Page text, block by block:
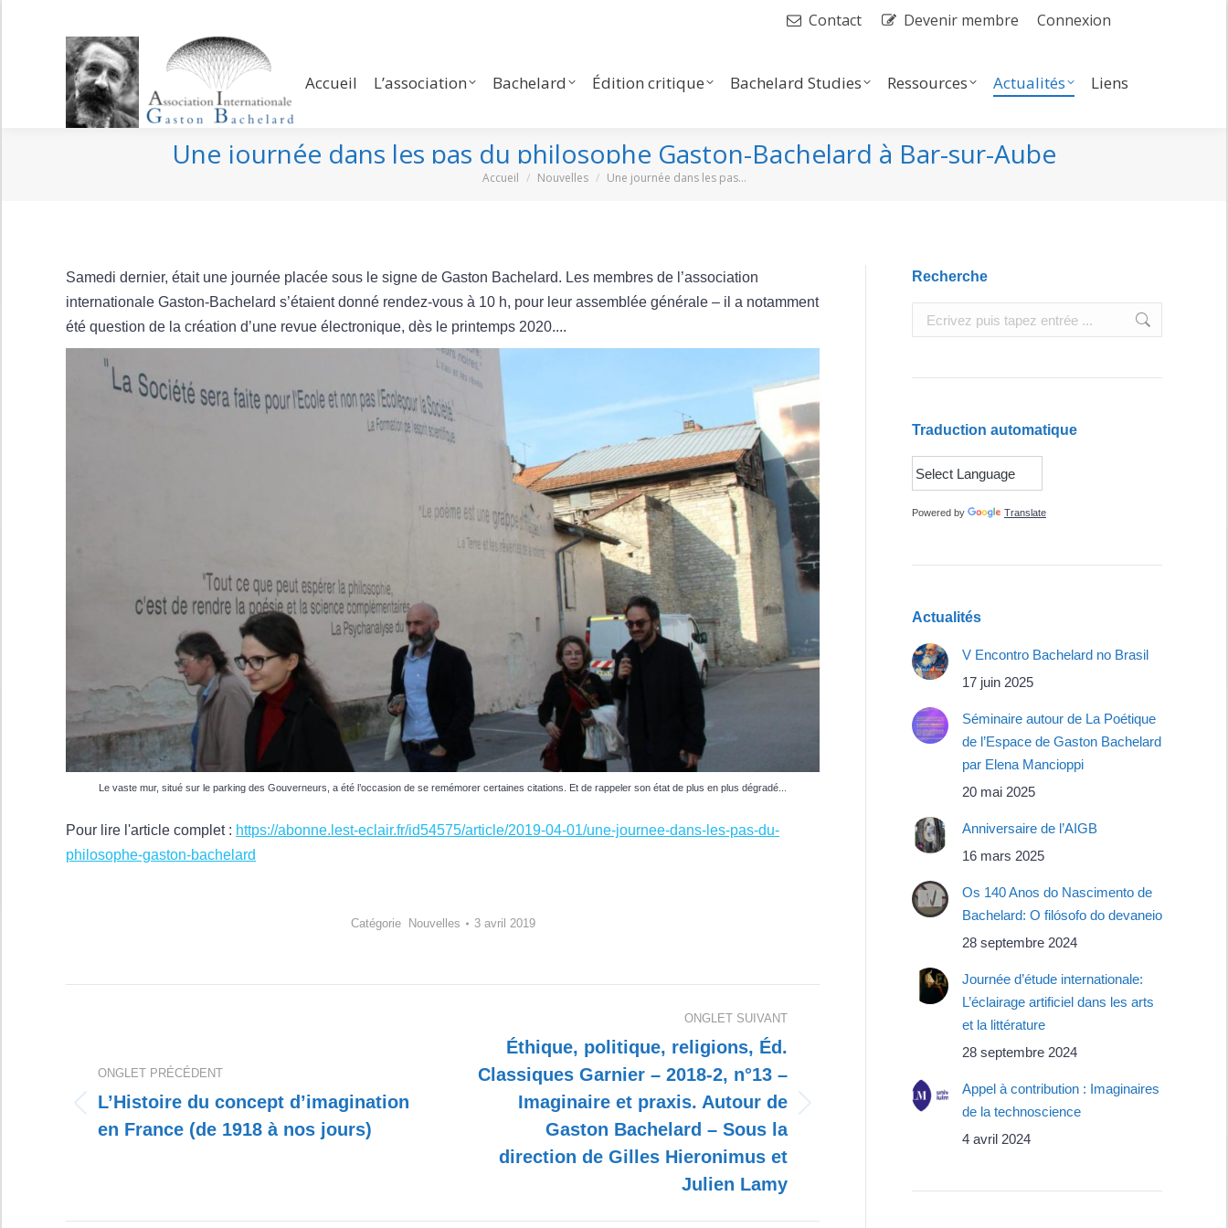
Contact Devenir membre Connexion
Accueil L’association Bachelard Édition critique Bachelard Studies Ressources Actualités Liens
Une journée dans les pas du philosophe Gaston-Bachelard à Bar-sur-Aube
Vous êtes ici :
Accueil Nouvelles Une journée dans les pas…
Samedi dernier, était une journée placée sous le signe de Gaston Bachelard. Les membres de l’association
internationale Gaston-Bachelard s’étaient donné rendez-vous à 10 h, pour leur assemblée générale – il a notamment
été question de la création d’une revue électronique, dès le printemps 2020....
Le vaste mur, situé sur le parking des Gouverneurs, a été l’occasion de se remémorer certaines citations. Et de rappeler son état de plus en plus dégradé...
Pour lire l'article complet : https://abonne.lest-eclair.fr/id54575/article/2019-04-01/une-journee-dans-les-pas-du-
philosophe-gaston-bachelard
Catégorie Nouvelles 3 avril 2019
commentaire
ONGLET PRÉCÉDENT
précédent
L’Histoire du concept d’imagination
en France (de 1918 à nos jours)
ONGLET SUIVANT
Éthique, politique, religions, Éd.
Classiques Garnier – 2018-2, n°13 –
Imaginaire et praxis. Autour de
Gaston Bachelard – Sous la
direction de Gilles Hieronimus et
Julien Lamy
Recherche
Search:
Traduction automatique
Powered by Translate
Actualités
V Encontro Bachelard no Brasil
17 juin 2025
Séminaire autour de La Poétique
de l’Espace de Gaston Bachelard
par Elena Mancioppi
20 mai 2025
Anniversaire de l’AIGB
16 mars 2025
Os 140 Anos do Nascimento de
Bachelard: O filósofo do devaneio
28 septembre 2024
Journée d’étude internationale:
L’éclairage artificiel dans les arts
et la littérature
28 septembre 2024
Appel à contribution : Imaginaires
de la technoscience
4 avril 2024
Bachelard Studies Ressources Actualités
Liens